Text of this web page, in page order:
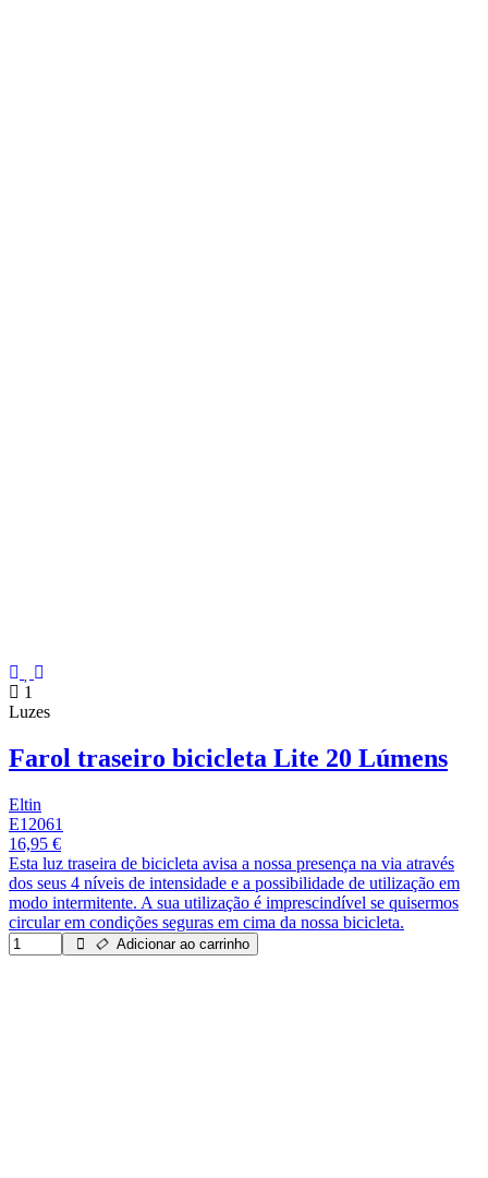
1
Luzes
Farol traseiro bicicleta Lite 20 Lúmens
Eltin
E12061
16,95 €
Esta luz traseira de bicicleta avisa a nossa presença na via através
dos seus 4 níveis de intensidade e a possibilidade de utilização em
modo intermitente. A sua utilização é imprescindível se quisermos
circular em condições seguras em cima da nossa bicicleta.
Adicionar ao carrinho